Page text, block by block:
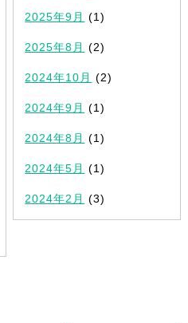
2025年9月 (1)
2025年8月 (2)
2024年10月 (2)
2024年9月 (1)
2024年8月 (1)
2024年5月 (1)
2024年2月 (3)